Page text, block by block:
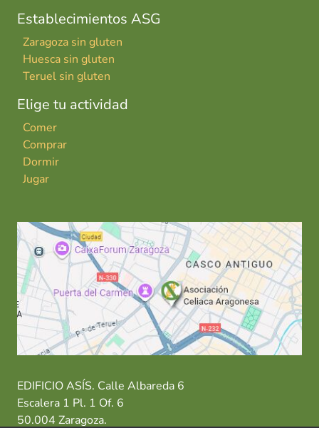
Establecimientos ASG
Zaragoza sin gluten
Huesca sin gluten
Teruel sin gluten
Elige tu actividad
Comer
Comprar
Dormir
Jugar
EDIFICIO ASÍS. Calle Albareda 6
Escalera 1 Pl. 1 Of. 6
50.004 Zaragoza.